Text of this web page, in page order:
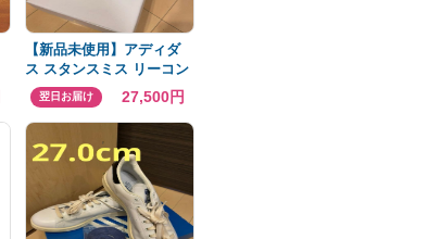
【新品未使用】アディダ
ス スタンスミス リーコン
27.5cm ネイビー
翌日お届け 27,500円